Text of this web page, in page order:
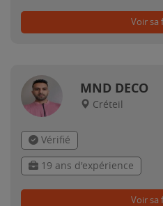
Voir sa
MND DECO
Créteil
Vérifié
19 ans d'expérience
Voir sa